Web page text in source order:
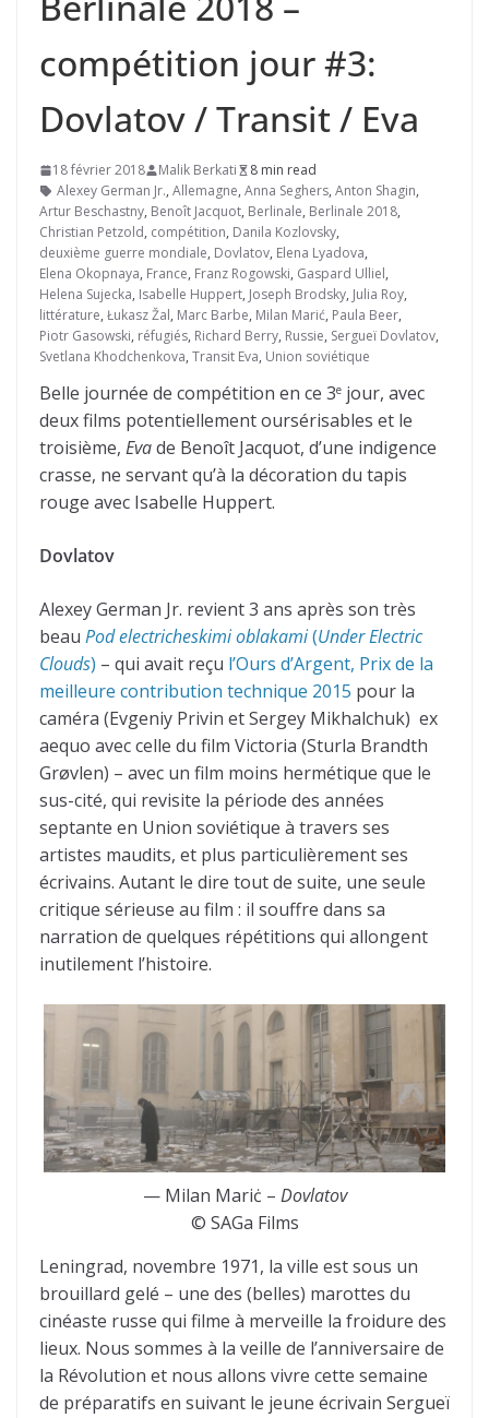
compétition jour #3:
Dovlatov / Transit / Eva
18 février 2018 Malik Berkati
8 min read
Alexey German Jr., Allemagne, Anna Seghers, Anton Shagin,
Artur Beschastny, Benoît Jacquot, Berlinale, Berlinale 2018,
Christian Petzold, compétition, Danila Kozlovsky,
deuxième guerre mondiale, Dovlatov, Elena Lyadova,
Elena Okopnaya, France, Franz Rogowski, Gaspard Ulliel,
Helena Sujecka, Isabelle Huppert, Joseph Brodsky, Julia Roy,
littérature, Łukasz Žal, Marc Barbe, Milan Marić, Paula Beer,
Piotr Gasowski, réfugiés, Richard Berry, Russie, Sergueï Dovlatov,
Svetlana Khodchenkova, Transit Eva, Union soviétique
Belle journée de compétition en ce 3e jour, avec
deux films potentiellement oursérisables et le
troisième, Evade Benoît Jacquot, d’une indigence
crasse, ne servant qu’à la décoration du tapis
rouge avec Isabelle Huppert.
Dovlatov
Alexey German Jr. revient 3 ans après son très
beau Pod electricheskimi oblakami(Under Electric
Clouds) – qui avait reçu l’Ours d’Argent, Prix de la
meilleure contribution technique 2015 pour la
caméra (Evgeniy Privin et Sergey Mikhalchuk) ex
aequo avec celle du film Victoria (Sturla Brandth
Grøvlen) – avec un film moins hermétique que le
sus-cité, qui revisite la période des années
septante en Union soviétique à travers ses
artistes maudits, et plus particulièrement ses
écrivains. Autant le dire tout de suite, une seule
critique sérieuse au film : il souffre dans sa
narration de quelques répétitions qui allongent
inutilement l’histoire.
— Milan Mariċ – Dovlatov
© SAGa Films
Leningrad, novembre 1971, la ville est sous un
brouillard gelé – une des (belles) marottes du
cinéaste russe qui filme à merveille la froidure des
lieux. Nous sommes à la veille de l’anniversaire de
la Révolution et nous allons vivre cette semaine
de préparatifs en suivant le jeune écrivain Sergueï